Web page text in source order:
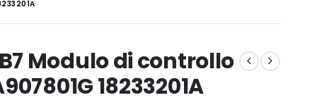
Modulo di controllo
18233201A